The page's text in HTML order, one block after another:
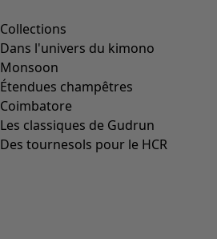
Collections
Dans l'univers du kimono
Monsoon
Étendues champêtres
Coimbatore
Les classiques de Gudrun
Des tournesols pour le HCR